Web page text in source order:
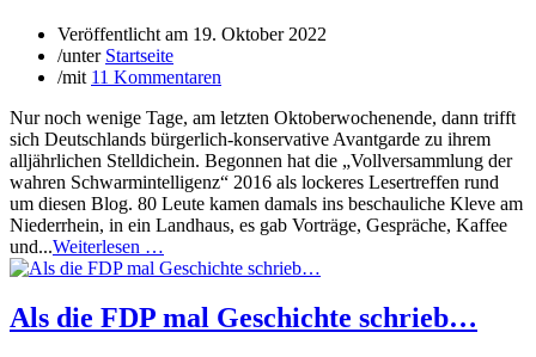
Veröffentlicht am 19. Oktober 2022
/unter Startseite
/mit 11 Kommentaren
Nur noch wenige Tage, am letzten Oktoberwochenende, dann trifft
sich Deutschlands bürgerlich-konservative Avantgarde zu ihrem
alljährlichen Stelldichein. Begonnen hat die „Vollversammlung der
wahren Schwarmintelligenz“ 2016 als lockeres Lesertreffen rund
um diesen Blog. 80 Leute kamen damals ins beschauliche Kleve am
Niederrhein, in ein Landhaus, es gab Vorträge, Gespräche, Kaffee
und...Weiterlesen …
Als die FDP mal Geschichte schrieb…